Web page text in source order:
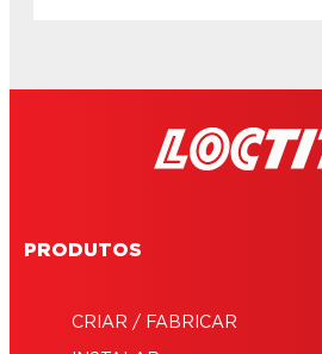
PRODUTOS
CRIAR / FABRICAR